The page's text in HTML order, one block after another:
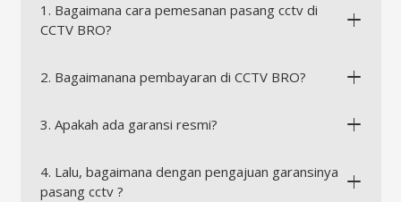
1. Bagaimana cara pemesanan pasang cctv di
CCTV BRO?
2. Bagaimanana pembayaran di CCTV BRO?
3. Apakah ada garansi resmi?
4. Lalu, bagaimana dengan pengajuan garansinya
pasang cctv ?